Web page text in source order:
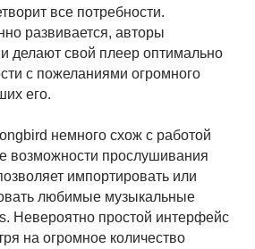
все потребности.
развивается, авторы
делают свой плеер оптимально
с пожеланиями огромного
его.
немного схож с работой
возможности прослушивания
импортировать или
любимые музыкальные
Невероятно простой интерфейс
на огромное количество